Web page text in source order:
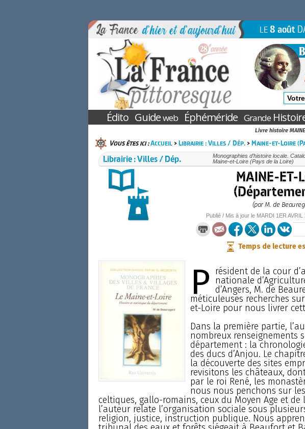
LE8 août
Édito Guideweb Éphéméride Grande
Livre histoire
Vous êtes ici :Accueil>Librairie : Villes / Dép.>Maine-et-Loire
Librairie : Villes / Dép.
Monographies d’histoire locale.
Maine-et-Loire (Pays de la Loire)
MAINE-ET-
(par M. de
Publié / Mis à jour le MARDI 1ER AVRIL
Temps de lecture
P résident de la cour
nationale
d’Angers, M. de
méticuleuses recherches
et-Loire pour nous livrer
Dans la première partie,
nombreux renseignements
département : la
des ducs d’Anjou. Le
la découverte des sites
revisitons les châteaux,
par le roi René, les
nous nous penchons sur
celtiques, gallo-romains, ceux du Moyen Age et de
l’auteur relate l’organisation sociale sous
religion, justice, instruction publique. Nous